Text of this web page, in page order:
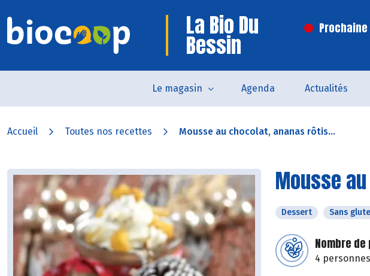
La Bio Du
Bessin
Le magasin Agenda Actualités
Accueil Toutes nos recettes Mousse au chocolat, ananas rôtis...
Mousse
Dessert Sans
Nombre
4 personnes